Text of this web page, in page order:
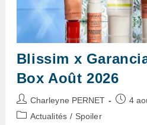
Blissim x
Box Août 2026
Auteur/autrice
de
Charleyne PERNET
4
PostActualités / Spoiler